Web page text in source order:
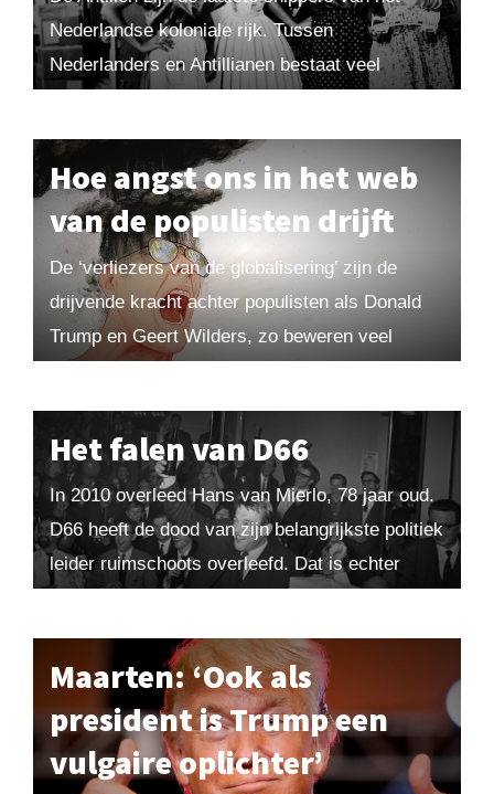
Nederlandse koloniale rijk. Tussen
Nederlanders en Antillianen bestaat veel
Hoe angst ons in het web
van de populisten drijft
De ‘verliezers van de globalisering’ zijn de
drijvende kracht achter populisten als Donald
Trump en Geert Wilders, zo beweren veel
Het falen van D66
In 2010 overleed Hans van Mierlo, 78 jaar oud.
D66 heeft de dood van zijn belangrijkste politiek
leider ruimschoots overleefd. Dat is echter
Maarten: ‘Ook als
president is Trump een
vulgaire oplichter’